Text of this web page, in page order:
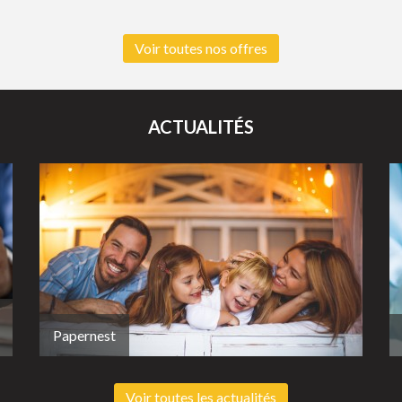
Voir toutes nos offres
ACTUALITÉS
Papernest
Voir toutes les actualités